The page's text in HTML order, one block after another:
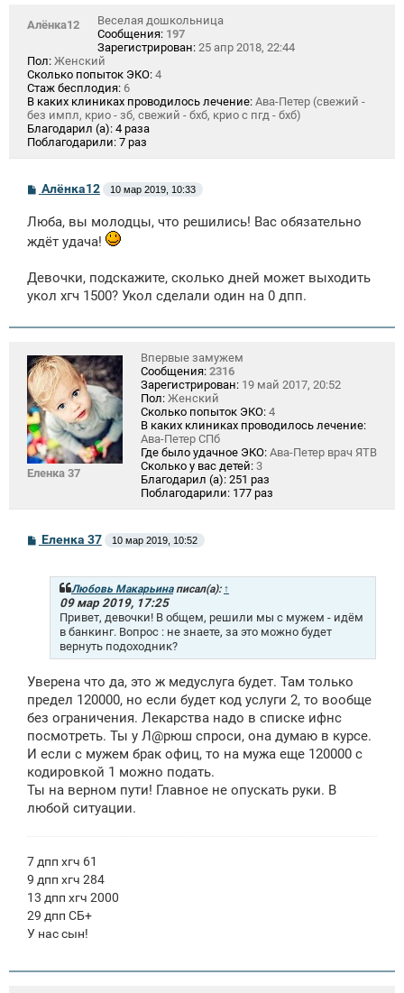
Алёнка12
Веселая дошкольница
Сообщения: 197
Зарегистрирован: 25 апр 2018, 22:44
Пол: Женский
Сколько попыток ЭКО: 4
Стаж бесплодия: 6
В каких клиниках проводилось лечение: Ава-Петер (свежий -
без импл, крио - зб, свежий - бхб, крио с пгд - бхб)
Благодарил (а): 4 раза
Поблагодарили: 7 раз
С
о
б
щ
е
и
Алёнка12 10 мар 2019, 10:33
Люба, вы молодцы, что решились! Вас обязательно
ждёт удача!
Девочки, подскажите, сколько дней может выходить
укол хгч 1500? Укол сделали один на 0 дпп.
Еленка 37
Впервые замужем
Сообщения: 2316
Зарегистрирован: 19 май 2017, 20:52
Пол: Женский
Сколько попыток ЭКО: 4
В каких клиниках проводилось лечение:
Ава-Петер СПб
Где было удачное ЭКО: Ава-Петер врач ЯТВ
Сколько у вас детей: 3
Благодарил (а): 251 раз
Поблагодарили: 177 раз
С
о
Еленка 37 10 мар 2019, 10:52
Любовь Макарьинаписал(а): ↑
09 мар 2019, 17:25
Привет, девочки! В общем, решили мы с мужем - идём
в банкинг. Вопрос : не знаете, за это можно будет
вернуть подоходник?
Уверена что да, это ж медуслуга будет. Там только
предел 120000, но если будет код услуги 2, то вообще
без ограничения. Лекарства надо в списке ифнс
посмотреть. Ты у Л@рюш спроси, она думаю в курсе.
И если с мужем брак офиц, то на мужа еще 120000 с
кодировкой 1 можно подать.
Ты на верном пути! Главное не опускать руки. В
любой ситуации.
7 дпп хгч 61
9 дпп хгч 284
13 дпп хгч 2000
29 дпп СБ+
У нас сын!